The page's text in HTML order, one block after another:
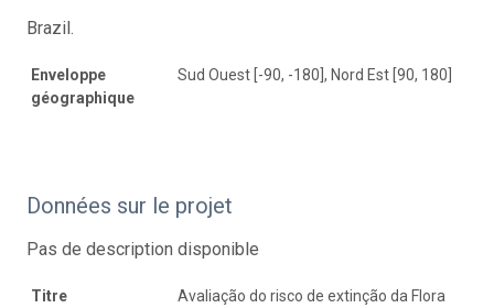
Brazil.
Enveloppe
géographique
Sud Ouest [-90, -180], Nord Est [90, 180]
Données sur le projet
Pas de description disponible
Titre
Avaliação do risco de extinção da Flora